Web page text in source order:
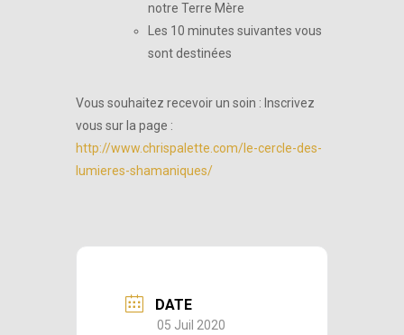
notre Terre Mère
Les 10 minutes suivantes vous
sont destinées
Vous souhaitez recevoir un soin : Inscrivez
vous sur la page :
http://www.chrispalette.com/le-cercle-des-
lumieres-shamaniques/
DATE
05 Juil 2020